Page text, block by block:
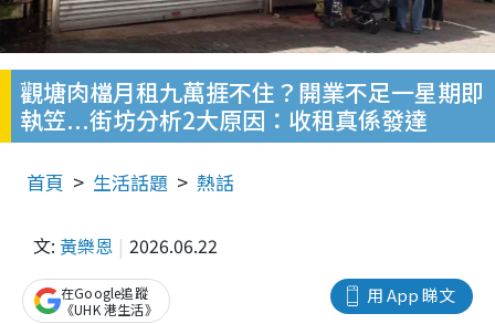
觀塘肉檔月租九萬捱不住？開業不足一星期即
執笠...街坊分析2大原因：收租真係發達
首頁 生活話題 熱話
文: 黃樂恩 2026.06.22
用 App 睇文
在Google追蹤
《UHK 港生活》